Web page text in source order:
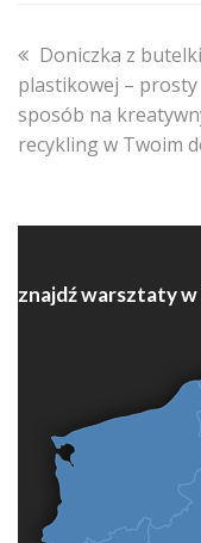
previous
post:
Doniczka z butelki
plastikowej – prosty
sposób na
recykling w Twoim
znajdź warsztaty